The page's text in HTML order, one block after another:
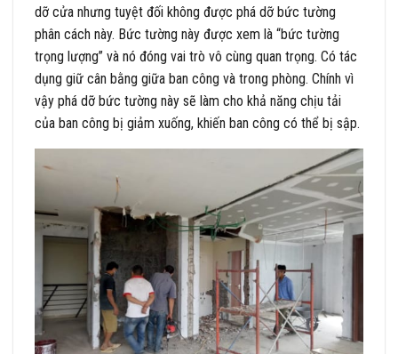
dỡ cửa nhưng tuyệt đối không được phá dỡ bức tường
phân cách này. Bức tường này được xem là “bức tường
trọng lượng” và nó đóng vai trò vô cùng quan trọng. Có tác
dụng giữ cân bằng giữa ban công và trong phòng. Chính vì
vậy phá dỡ bức tường này sẽ làm cho khả năng chịu tải
của ban công bị giảm xuống, khiến ban công có thể bị sập.